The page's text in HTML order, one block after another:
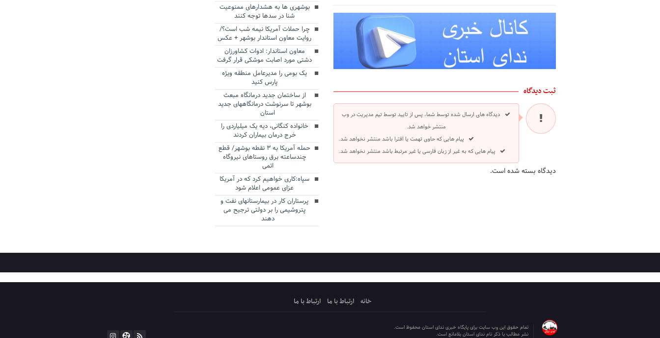
ثبت دیدگاه
دیدگاه های ارسال شده توسط شما، پس از تایید توسط تیم مدیریت در وب
منتشر خواهد شد.
پیام هایی که حاوی تهمت یا افترا باشد منتشر نخواهد شد.
پیام هایی که به غیر از زبان فارسی یا غیر مرتبط باشد منتشر نخواهد شد.
دیدگاه بسته شده است.
بوشهری ها به هشدارهای ممنوعیت
شنا در سدها توجه کنند
چرا حملات آمریکا نیمه شب است؟/
روایت معاون استاندار بوشهر + عکس
معاون استاندار: ادوات کشاورزان
دشتی مورد اصابت موشکی قرار گرفت
یک بومی را مدیرعامل منطقه ویژه
پارس کنید
از ساختمان جدید درمانگاه مبعث
بوشهر تا سرنوشت درمانگاههای جدید
استان
خانواده کنگانی، دیه یک میلیاردی را
خرج درمان بیماران کردند
حمله آمریکا به ۳ نقطه بوشهر/ قطع
چندساعته برق روستاهای نیروگاه
اتمی
سپاه:کاری خواهیم کرد که در آمریکا
عزای عمومی اعلام شود
پرستاران کار در بیمارستانهای نفت و
پتروشیمی را بر دولتی ترجیح می
دهند
خانه ارتباط با ما ارتباط با ما
تمام حقوق این وب سایت برای پایگاه خبری ندای استان محفوظ است.
نشر مطالب با ذکر نام ندای استان بلامانع است.